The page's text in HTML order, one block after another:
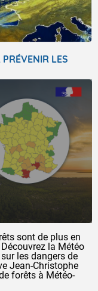
LES
sont de plus en
la Météo
les dangers de
Jean-Christophe
forêts à Météo-